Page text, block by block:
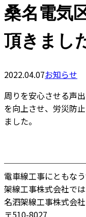
桑名電気
頂きまし
2022.04.07お知らせ
周りを安心させる声
を向上させ、労災防
ました。
電車線工事にともな
架線工事株式会社で
名泗架線工事株式会社